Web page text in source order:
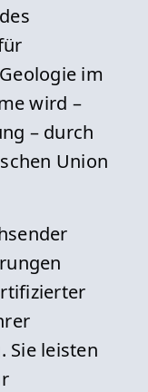
im
wird –
– durch
Union
Sie leisten